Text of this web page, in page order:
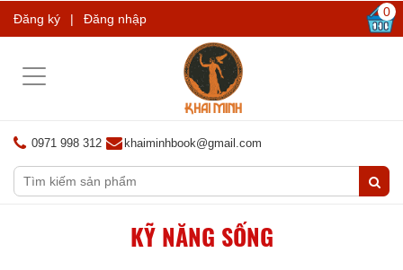
Đăng ký | Đăng nhập 0
Toggle
0971 998 312 khaiminhbook@gmail.com
KỸ NĂNG SỐNG